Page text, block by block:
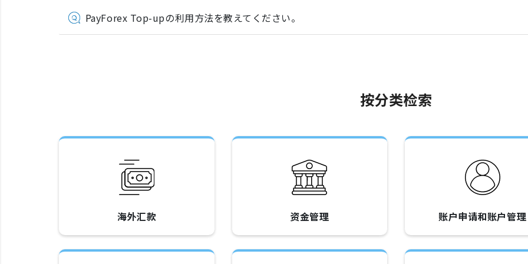
PayForex Top-upの利用方法を教えてください。
按分类检索
海外汇款 资金管理 账户申请和账户管理